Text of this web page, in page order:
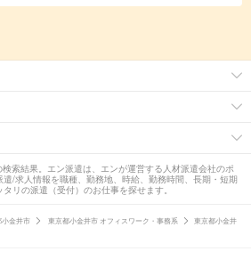
索結果。エン派遣は、エンが運営する人材派遣会社のポ
/求人情報を職種、勤務地、時給、勤務時間、長期・短期
リの派遣（受付）のお仕事を探せます。
小金井市 東京都小金井市 オフィスワーク・事務系
東京都小金井